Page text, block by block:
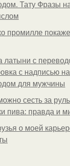
Тату Фразы
промилле
латыни с
с надписью
для мужчины
сесть за
пива: правда и
о моей